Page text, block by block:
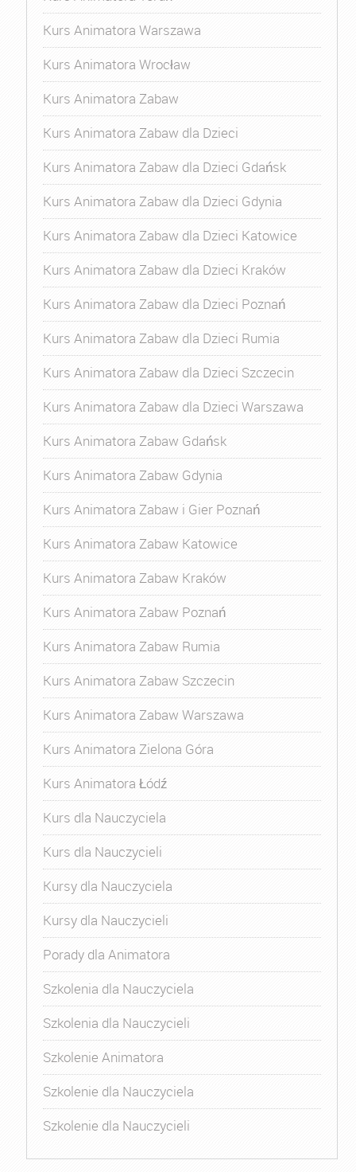
Kurs Animatora Warszawa
Kurs Animatora Wrocław
Kurs Animatora Zabaw
Kurs Animatora Zabaw dla Dzieci
Kurs Animatora Zabaw dla Dzieci Gdańsk
Kurs Animatora Zabaw dla Dzieci Gdynia
Kurs Animatora Zabaw dla Dzieci Katowice
Kurs Animatora Zabaw dla Dzieci Kraków
Kurs Animatora Zabaw dla Dzieci Poznań
Kurs Animatora Zabaw dla Dzieci Rumia
Kurs Animatora Zabaw dla Dzieci Szczecin
Kurs Animatora Zabaw dla Dzieci Warszawa
Kurs Animatora Zabaw Gdańsk
Kurs Animatora Zabaw Gdynia
Kurs Animatora Zabaw i Gier Poznań
Kurs Animatora Zabaw Katowice
Kurs Animatora Zabaw Kraków
Kurs Animatora Zabaw Poznań
Kurs Animatora Zabaw Rumia
Kurs Animatora Zabaw Szczecin
Kurs Animatora Zabaw Warszawa
Kurs Animatora Zielona Góra
Kurs Animatora Łódź
Kurs dla Nauczyciela
Kurs dla Nauczycieli
Kursy dla Nauczyciela
Kursy dla Nauczycieli
Porady dla Animatora
Szkolenia dla Nauczyciela
Szkolenia dla Nauczycieli
Szkolenie Animatora
Szkolenie dla Nauczyciela
Szkolenie dla Nauczycieli